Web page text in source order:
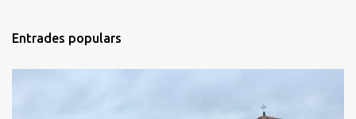
e
n
Entrades populars